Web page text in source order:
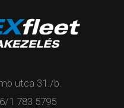
utca 31./b.
1 783 5795